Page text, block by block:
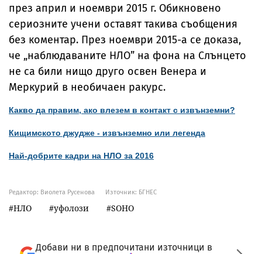
през април и ноември 2015 г. Обикновено
сериозните учени оставят такива съобщения
без коментар. През ноември 2015-а се доказа,
че „наблюдаваните НЛО” на фона на Слънцето
не са били нищо друго освен Венера и
Меркурий в необичаен ракурс.
Какво да правим, ако влезем в контакт с извънземни?
Кищимското джудже - извънземно или легенда
Най-добрите кадри на НЛО за 2016
Редактор: Виолета Русенова Източник: БГНЕС
НЛО уфолози SOHO
Добави ни в предпочитани източници в